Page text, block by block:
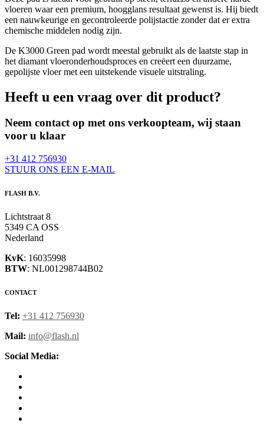
vloeren waar een premium, hoogglans resultaat gewenst is. Hij biedt
een nauwkeurige en gecontroleerde polijstactie zonder dat er extra
chemische middelen nodig zijn.
De K3000 Green pad wordt meestal gebruikt als de laatste stap in
het diamant vloeronderhoudsproces en creëert een duurzame,
gepolijste vloer met een uitstekende visuele uitstraling.
Heeft u een vraag over dit product?
Neem contact op met ons verkoopteam, wij staan
voor u klaar
+31 412 756930
STUUR ONS EEN E-MAIL
FLASH B.V.
Lichtstraat 8
5349 CA OSS
Nederland
KvK: 16035998
BTW: NL001298744B02
CONTACT
Tel: +31 412 756930
Mail: info@flash.nl
Social Media: